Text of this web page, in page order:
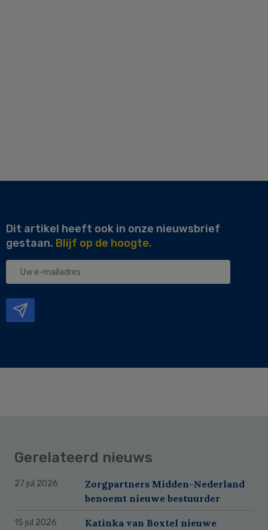
Dit artikel heeft ook in onze nieuwsbrief
gestaan. Blijf op de hoogte.
Uw
Gerelateerd nieuws
27 jul 2026
Zorgpartners Midden-Nederland
benoemt nieuwe bestuurder
15 jul 2026
Katinka van Boxtel nieuwe